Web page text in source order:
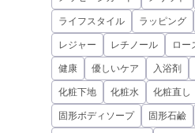
ライフスタイル ラッピング
レジャー レチノール ロー
健康 優しいケア 入浴剤
化粧下地 化粧水 化粧直し
固形ボディソープ 固形石鹼